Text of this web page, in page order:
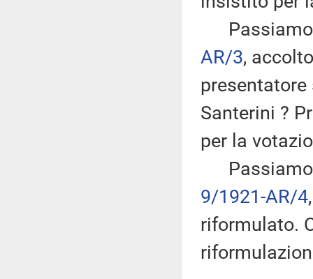
Passiamo
AR/3,
Santerini ?
per la
Passiamo
9/1921-AR/4
riformulato.